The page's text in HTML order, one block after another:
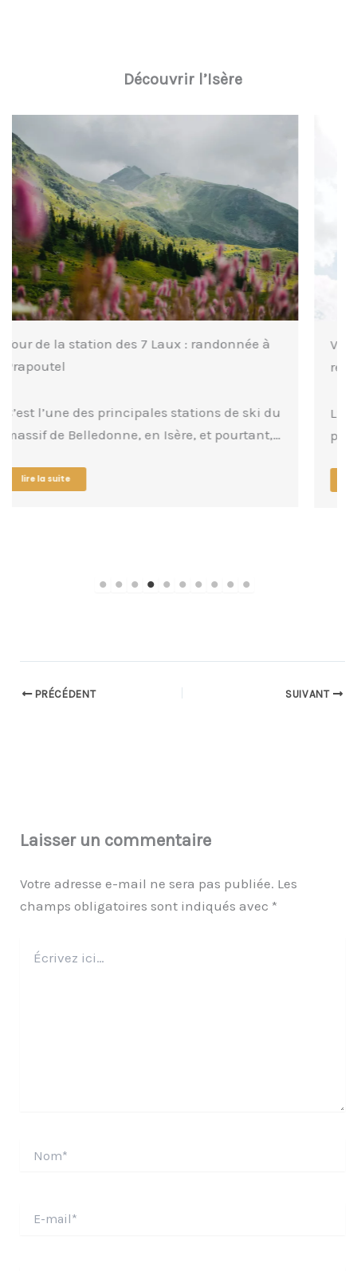
Découvrir l’Isère
Via ferrata en Isère : guide pratique et
recommandations
L’Isère est un vaste département où l’on
peut pratiquer la via ferrata sur l’un des…
lire la suite
PRÉCÉDENT SUIVANT
Laisser un commentaire
Votre adresse e-mail ne sera pas publiée. Les
champs obligatoires sont indiqués avec *
ici…
mail*